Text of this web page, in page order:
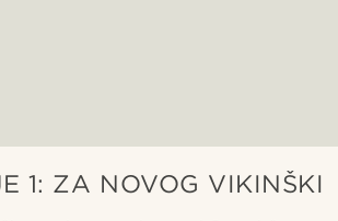
1: ZA NOVOG VIKINŠKI